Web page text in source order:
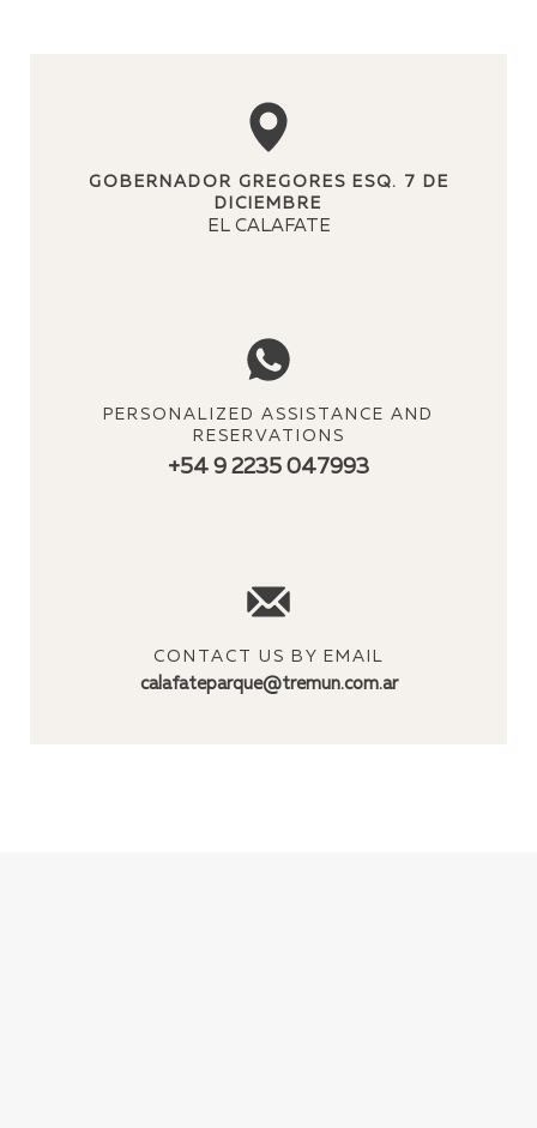
GOBERNADOR GREGORES ESQ. 7 DE
DICIEMBRE
EL CALAFATE
PERSONALIZED ASSISTANCE AND
RESERVATIONS
+54 9 2235 047993
CONTACT US BY EMAIL
calafateparque@tremun.com.ar